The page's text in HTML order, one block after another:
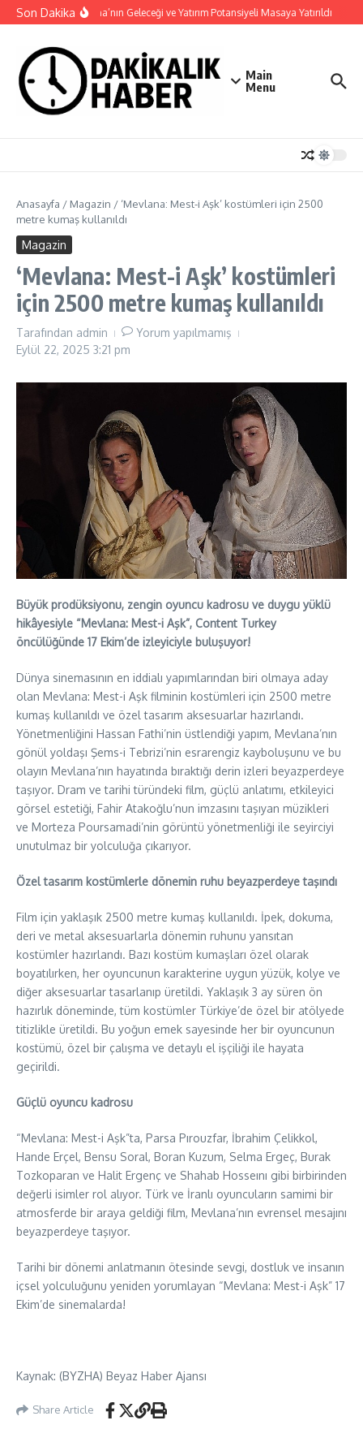
İçeriğe atla
Son DakikaHaymana’nın Geleceği ve Yatırım Potansiyeli Masaya Yatırıldı
Main
Menu
Anasayfa / Magazin / ‘Mevlana: Mest-i Aşk’ kostümleri için 2500
metre kumaş kullanıldı
Magazin
‘Mevlana: Mest-i Aşk’ kostümleri
için 2500 metre kumaş kullanıldı
Tarafından admin
Yorum yapılmamış
Eylül 22, 2025 3:21 pm
Büyük prodüksiyonu, zengin oyuncu kadrosu ve duygu yüklü
hikâyesiyle “Mevlana: Mest-i Aşk”, Content Turkey
öncülüğünde 17 Ekim’de izleyiciyle buluşuyor!
Dünya sinemasının en iddialı yapımlarından biri olmaya aday
olan Mevlana: Mest-i Aşk filminin kostümleri için 2500 metre
kumaş kullanıldı ve özel tasarım aksesuarlar hazırlandı.
Yönetmenliğini Hassan Fathi’nin üstlendiği yapım, Mevlana’nın
gönül yoldaşı Şems-i Tebrizi’nin esrarengiz kayboluşunu ve bu
olayın Mevlana’nın hayatında bıraktığı derin izleri beyazperdeye
taşıyor. Dram ve tarihi türündeki film, güçlü anlatımı, etkileyici
görsel estetiği, Fahir Atakoğlu’nun imzasını taşıyan müzikleri
ve Morteza Poursamadi’nin görüntü yönetmenliği ile seyirciyi
unutulmaz bir yolculuğa çıkarıyor.
Özel tasarım kostümlerle dönemin ruhu beyazperdeye taşındı
Film için yaklaşık 2500 metre kumaş kullanıldı. İpek, dokuma,
deri ve metal aksesuarlarla dönemin ruhunu yansıtan
kostümler hazırlandı. Bazı kostüm kumaşları özel olarak
boyatılırken, her oyuncunun karakterine uygun yüzük, kolye ve
diğer aksesuarlar tasarlanıp üretildi. Yaklaşık 3 ay süren ön
hazırlık döneminde, tüm kostümler Türkiye’de özel bir atölyede
titizlikle üretildi. Bu yoğun emek sayesinde her bir oyuncunun
kostümü, özel bir çalışma ve detaylı el işçiliği ile hayata
geçirildi.
Güçlü oyuncu kadrosu
“Mevlana: Mest-i Aşk”ta, Parsa Pırouzfar, İbrahim Çelikkol,
Hande Erçel, Bensu Soral, Boran Kuzum, Selma Ergeç, Burak
Tozkoparan ve Halit Ergenç ve Shahab Hosseını gibi birbirinden
değerli isimler rol alıyor. Türk ve İranlı oyuncuların samimi bir
atmosferde bir araya geldiği film, Mevlana’nın evrensel mesajını
beyazperdeye taşıyor.
Tarihi bir dönemi anlatmanın ötesinde sevgi, dostluk ve insanın
içsel yolculuğunu yeniden yorumlayan “Mevlana: Mest-i Aşk” 17
Ekim’de sinemalarda!
Kaynak: (BYZHA) Beyaz Haber Ajansı
Share Article